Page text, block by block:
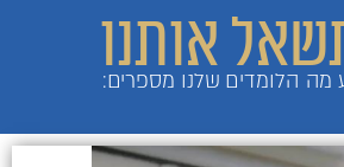
אותנו
מה הלומדים שלנו מספרים: